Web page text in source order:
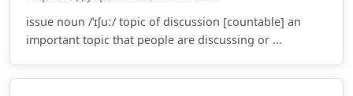
issue noun /ˈɪʃuː/ topic of discussion [countable] an
important topic that people are discussing or ...